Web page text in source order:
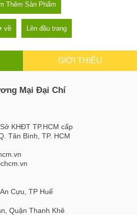
Thêm Sản Phẩm
về Lên đầu trang
GIỚI THIỆU
Mại Đại Chí
KHĐT TP.HCM cấp
Tân Bình, TP. HCM
Cựu, TP Huế
Quận Thanh Khê